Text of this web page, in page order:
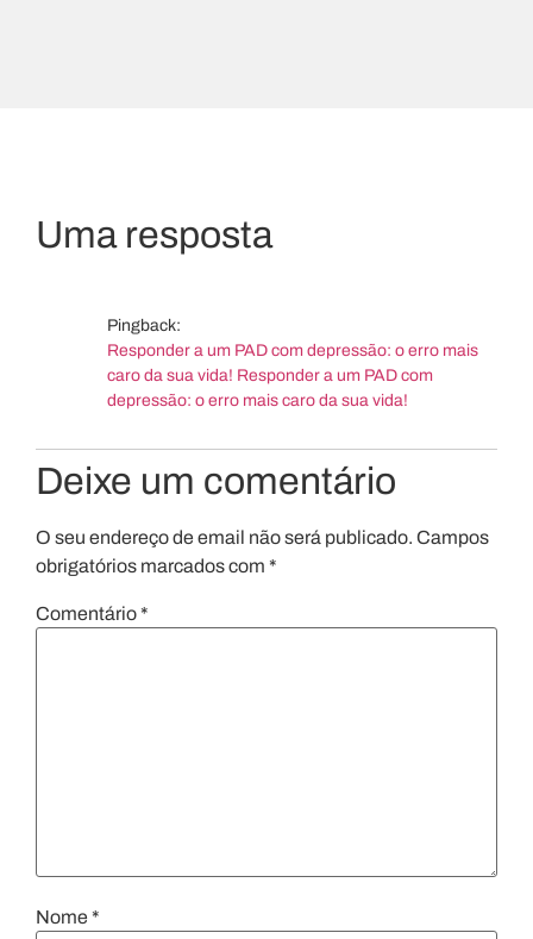
Uma resposta
Pingback:
Responder a um PAD com depressão: o erro mais
caro da sua vida! Responder a um PAD com
depressão: o erro mais caro da sua vida!
Deixe um comentário
O seu endereço de email não será publicado. Campos
obrigatórios marcados com *
Comentário*
Nome*